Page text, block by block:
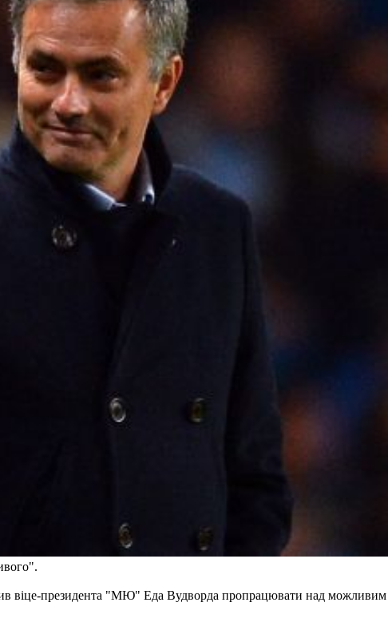
віце-президента "МЮ" Еда Вудворда пропрацювати над можливим